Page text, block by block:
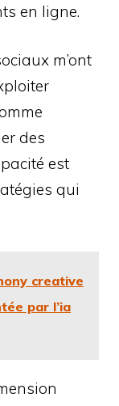
en ligne.
m’ont
des
est
qui
creative
par l’ia